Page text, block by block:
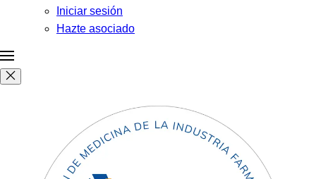
Iniciar sesión
Hazte asociado